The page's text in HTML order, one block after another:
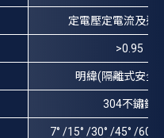
定電壓定電流及過
>0.95
明緯(隔離式安全
304不鏽鋼
7° /15° /30° /45° /60°